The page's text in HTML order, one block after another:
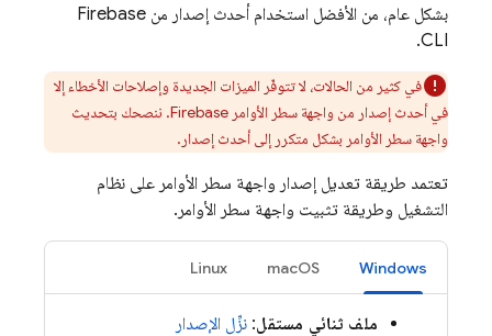
بشكل عام، من الأفضل استخدام أحدث إصدار من Firebase
CLI.
في كثير من الحالات، لا تتوفّر الميزات الجديدة وإصلاحات الأخطاء إلا
في أحدث إصدار من واجهة سطر الأوامر Firebase. ننصحك بتحديث
واجهة سطر الأوامر بشكل متكرر إلى أحدث إصدار.
تعتمد طريقة تعديل إصدار واجهة سطر الأوامر على نظام
التشغيل وطريقة تثبيت واجهة سطر الأوامر.
Windows
‫macOS
Linux
ملف ثنائي مستقل: نزِّل الإصدار